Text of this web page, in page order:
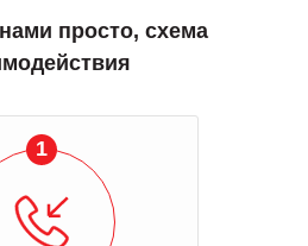
просто, схема
1